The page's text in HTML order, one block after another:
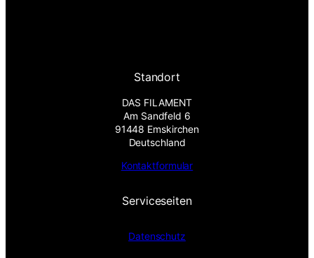
Standort
DAS FILAMENT
Am Sandfeld 6
91448 Emskirchen
Deutschland
Kontaktformular
Serviceseiten
Datenschutz